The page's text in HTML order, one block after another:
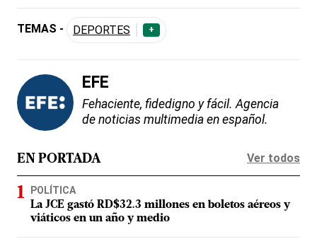
TEMAS - DEPORTES +
EFE
Fehaciente, fidedigno y fácil. Agencia
de noticias multimedia en español.
EN PORTADA Ver todos
POLÍTICA
La JCE gastó RD$32.3 millones en boletos aéreos y
viáticos en un año y medio